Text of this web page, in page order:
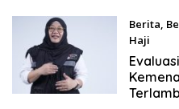
Berita,
Haji
Mei 29,